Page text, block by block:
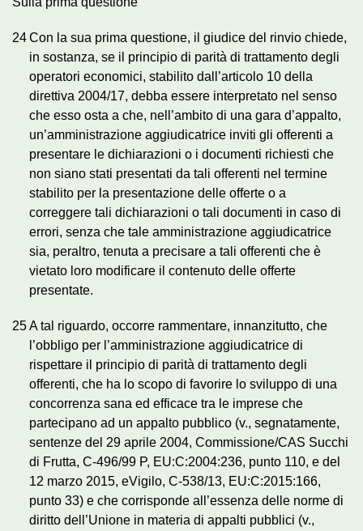
24Con la sua prima questione, il giudice del rinvio chiede,
in sostanza, se il principio di parità di trattamento degli
operatori economici, stabilito dall’articolo 10 della
direttiva 2004/17, debba essere interpretato nel senso
che esso osta a che, nell’ambito di una gara d’appalto,
un’amministrazione aggiudicatrice inviti gli offerenti a
presentare le dichiarazioni o i documenti richiesti che
non siano stati presentati da tali offerenti nel termine
stabilito per la presentazione delle offerte o a
correggere tali dichiarazioni o tali documenti in caso di
errori, senza che tale amministrazione aggiudicatrice
sia, peraltro, tenuta a precisare a tali offerenti che è
vietato loro modificare il contenuto delle offerte
presentate.
25A tal riguardo, occorre rammentare, innanzitutto, che
l’obbligo per l’amministrazione aggiudicatrice di
rispettare il principio di parità di trattamento degli
offerenti, che ha lo scopo di favorire lo sviluppo di una
concorrenza sana ed efficace tra le imprese che
partecipano ad un appalto pubblico (v., segnatamente,
sentenze del 29 aprile 2004, Commissione/CAS Succhi
di Frutta, C‑496/99 P, EU:C:2004:236, punto 110, e del
12 marzo 2015, eVigilo, C‑538/13, EU:C:2015:166,
punto 33) e che corrisponde all’essenza delle norme di
diritto dell’Unione in materia di appalti pubblici (v.,